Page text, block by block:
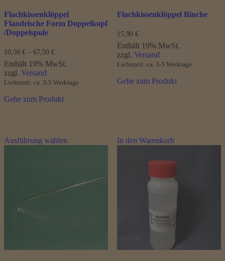
Flachkissenklöppel
Flandrische Form Doppelkopf
/Doppelspule
10,50 € – 67,50 €Preisspanne:
10,50 €
bis
Enthält 19% MwSt.
zzgl. Versand
Lieferzeit: ca. 3-5 Werktage
Gehe zum Produkt
Flachkissenklöppel Binche
15,90 €
Enthält 19% MwSt.
zzgl. Versand
Lieferzeit: ca. 3-5 Werktage
Gehe zum Produkt
Ausführung wählenProdukt
Die
werden
In den Warenkorb